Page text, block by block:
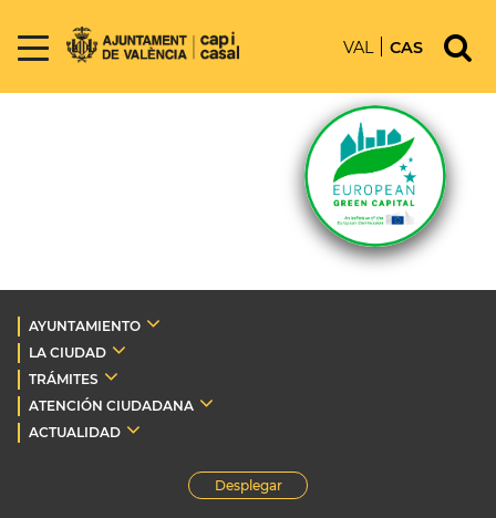
VAL CAS
AYUNTAMIENTO
LA CIUDAD
TRÁMITES
ATENCIÓN CIUDADANA
ACTUALIDAD
Desplegar